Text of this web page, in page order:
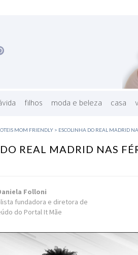
filhos moda e beleza casa
MOM FRIENDLY> ESCOLINHA DO REAL MADRID
REAL MADRID NAS
Folloni
fundadora e diretora de
do Portal It Mãe